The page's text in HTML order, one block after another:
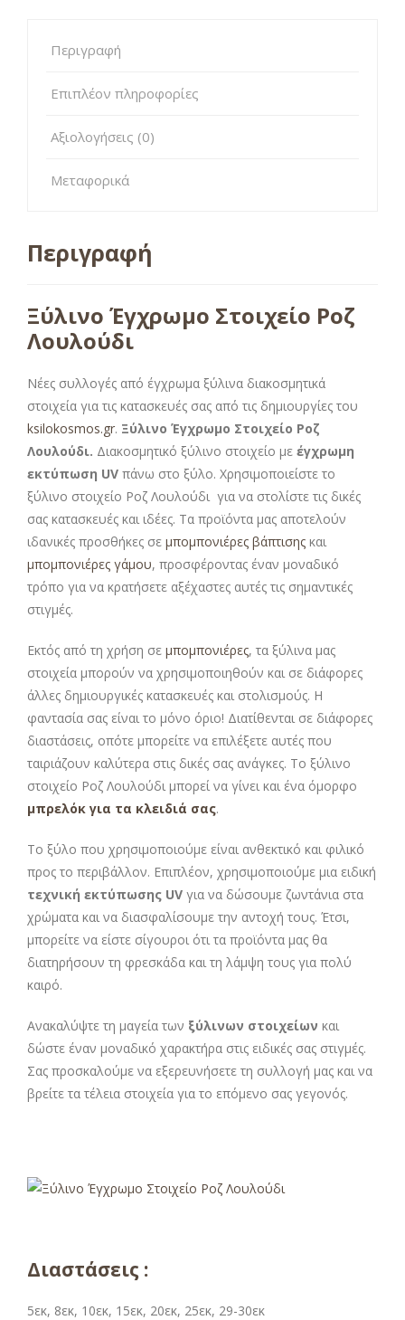
Περιγραφή
Επιπλέον πληροφορίες
Αξιολογήσεις (0)
Μεταφορικά
Περιγραφή
Ξύλινο Έγχρωμο Στοιχείο Ροζ
Λουλούδι
Νέες συλλογές από έγχρωμα ξύλινα διακοσμητικά
στοιχεία για τις κατασκευές σας από τις δημιουργίες του
ksilokosmos.gr. Ξύλινο Έγχρωμο Στοιχείο Ροζ
Λουλούδι. Διακοσμητικό ξύλινο στοιχείο με έγχρωμη
εκτύπωση UV πάνω στο ξύλο. Χρησιμοποιείστε το
ξύλινο στοιχείο Ροζ Λουλούδι για να στολίστε τις δικές
σας κατασκευές και ιδέες. Τα προϊόντα μας αποτελούν
ιδανικές προσθήκες σε μπομπονιέρες βάπτισης και
μπομπονιέρες γάμου, προσφέροντας έναν μοναδικό
τρόπο για να κρατήσετε αξέχαστες αυτές τις σημαντικές
στιγμές.
Εκτός από τη χρήση σε μπομπονιέρες, τα ξύλινα μας
στοιχεία μπορούν να χρησιμοποιηθούν και σε διάφορες
άλλες δημιουργικές κατασκευές και στολισμούς. Η
φαντασία σας είναι το μόνο όριο! Διατίθενται σε διάφορες
διαστάσεις, οπότε μπορείτε να επιλέξετε αυτές που
ταιριάζουν καλύτερα στις δικές σας ανάγκες. Το ξύλινο
στοιχείο Ροζ Λουλούδι μπορεί να γίνει και ένα όμορφο
μπρελόκ για τα κλειδιά σας.
Το ξύλο που χρησιμοποιούμε είναι ανθεκτικό και φιλικό
προς το περιβάλλον. Επιπλέον, χρησιμοποιούμε μια ειδική
τεχνική εκτύπωσης UV για να δώσουμε ζωντάνια στα
χρώματα και να διασφαλίσουμε την αντοχή τους. Έτσι,
μπορείτε να είστε σίγουροι ότι τα προϊόντα μας θα
διατηρήσουν τη φρεσκάδα και τη λάμψη τους για πολύ
καιρό.
Ανακαλύψτε τη μαγεία των ξύλινων στοιχείων και
δώστε έναν μοναδικό χαρακτήρα στις ειδικές σας στιγμές.
Σας προσκαλούμε να εξερευνήσετε τη συλλογή μας και να
βρείτε τα τέλεια στοιχεία για το επόμενο σας γεγονός.
Διαστάσεις :
5εκ, 8εκ, 10εκ, 15εκ, 20εκ, 25εκ, 29-30εκ